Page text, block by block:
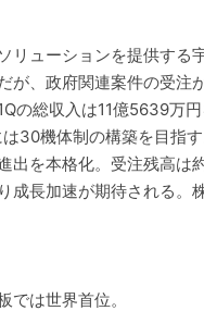
リューションを提供する
が、政府関連案件の受注
の総収入は11億5639万
30機体制の構築を目指
出を本格化。受注残高は
成長加速が期待される。
では世界首位。